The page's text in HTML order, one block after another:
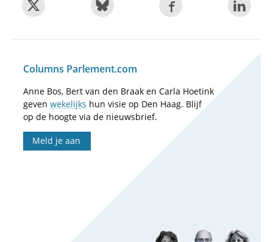
Columns Parlement.com
Anne Bos, Bert van den Braak en Carla Hoetink
geven wekelijks hun visie op Den Haag. Blijf
op de hoogte via de nieuwsbrief.
Meld je aan